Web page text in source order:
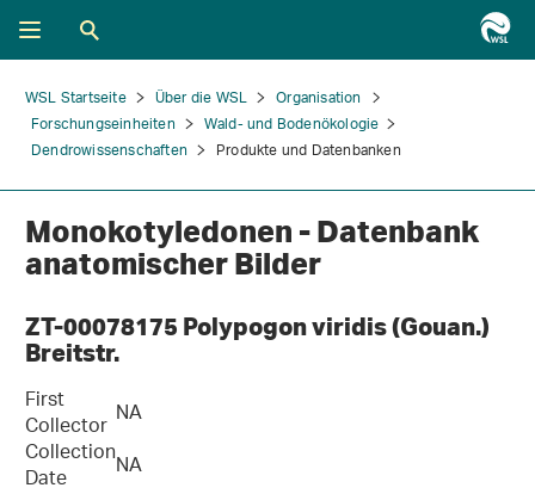
WSL Startseite Über die WSL
Organisation
Forschungseinheiten
Wald- und Bodenökologie
Dendrowissenschaften
Produkte und Datenbanken
Monokotyledonen - Datenbank
anatomischer Bilder
ZT-00078175 Polypogon viridis (Gouan.)
Breitstr.
First
Collector NA
Collection
Date
NA